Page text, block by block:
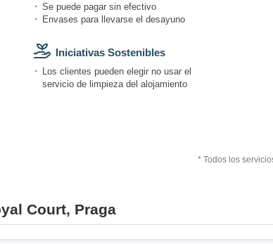
Se puede pagar sin efectivo
Envases para llevarse el desayuno
Iniciativas Sostenibles
Los clientes pueden elegir no usar el
servicio de limpieza del alojamiento
* Todos los
Court, Praga